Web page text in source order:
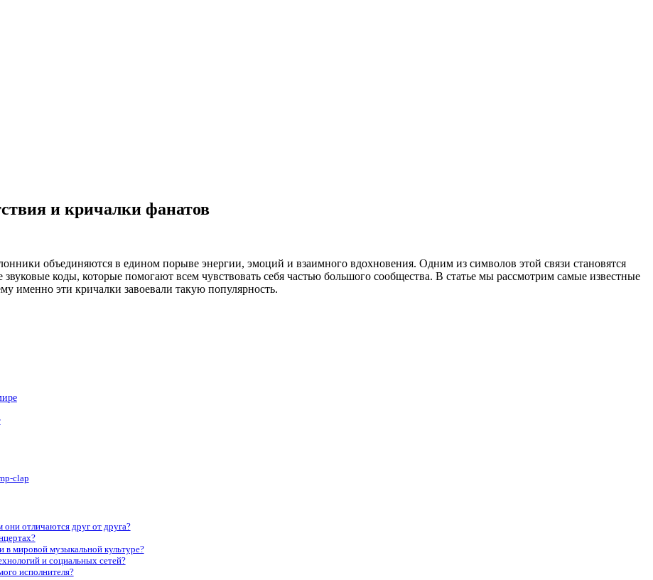
и кричалки фанатов
объединяются в едином порыве энергии, эмоций и взаимного вдохновения. Одним из символов этой связи становятся
коды, которые помогают всем чувствовать себя частью большого сообщества. В статье мы рассмотрим самые известные
именно эти кричалки завоевали такую популярность.
clap
отличаются друг от друга?
в мировой музыкальной культуре?
и социальных сетей?
исполнителя?